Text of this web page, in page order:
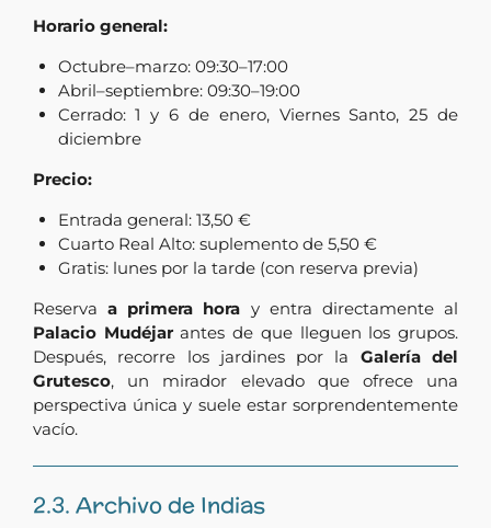
Horario general:
Octubre–marzo: 09:30–17:00
Abril–septiembre: 09:30–19:00
Cerrado: 1 y 6 de enero, Viernes Santo, 25 de
diciembre
Precio:
Entrada general: 13,50 €
Cuarto Real Alto: suplemento de 5,50 €
Gratis: lunes por la tarde (con reserva previa)
Reservaa primera hora y entra directamente al
Palacio Mudéjarantes de que lleguen los grupos.
Después, recorre los jardines por la Galería del
Grutesco, un mirador elevado que ofrece una
perspectiva única y suele estar sorprendentemente
vacío.
2.3. Archivo de Indias